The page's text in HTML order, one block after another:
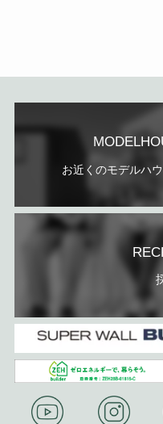
お近くのモデルハ